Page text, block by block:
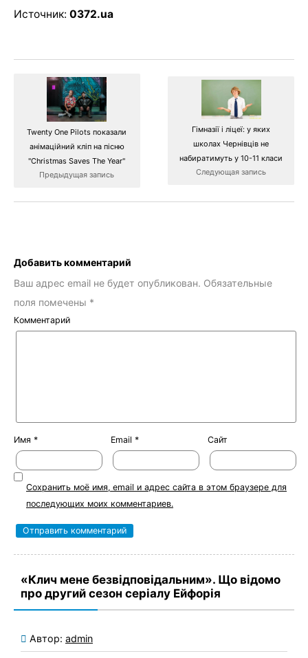
Источник: 0372.ua
Twenty One Pilots показали
анімаційний кліп на пісню
"Christmas Saves The Year"
Предыдущая запись
Гімназії і ліцеї: у яких
школах Чернівців не
набиратимуть у 10-11 класи
Следующая запись
Добавить комментарий
Ваш адрес email не будет опубликован. Обязательные
поля помечены *
Комментарий
Имя * Email * Сайт
Сохранить моё имя, email и адрес сайта в этом браузере для
последующих моих комментариев.
«Клич мене безвідповідальним». Що відомо
про другий сезон серіалу Ейфорія
Автор: admin